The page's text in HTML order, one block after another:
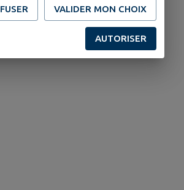
VALIDER MON CHOIX
AUTORISER